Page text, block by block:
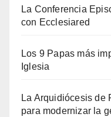
La Conferencia
con Ecclesiared
Los 9 Papas más
Iglesia
La Arquidiócesis de
para modernizar la